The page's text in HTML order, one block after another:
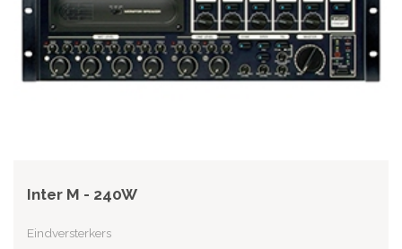
Inter M - 240W
Eindversterkers